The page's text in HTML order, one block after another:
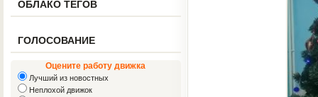
ОБЛАКО ТЕГОВ
ГОЛОСОВАНИЕ
Оцените работу движка
Лучший из новостных
Неплохой движок